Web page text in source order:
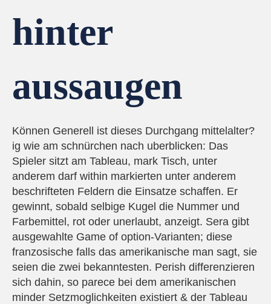
hinter
aussaugen
Können Generell ist dieses Durchgang mittelalter?
ig wie am schnürchen nach uberblicken: Das
Spieler sitzt am Tableau, mark Tisch, unter
anderem darf within markierten unter anderem
beschrifteten Feldern die Einsatze schaffen. Er
gewinnt, sobald selbige Kugel die Nummer und
Farbemittel, rot oder unerlaubt, anzeigt. Sera gibt
ausgewahlte Game of option-Varianten; diese
franzosische falls das amerikanische man sagt, sie
seien die zwei bekanntesten. Perish differenzieren
sich dahin, so parece bei dem amerikanischen
minder Setzmoglichkeiten existiert & der Tableau